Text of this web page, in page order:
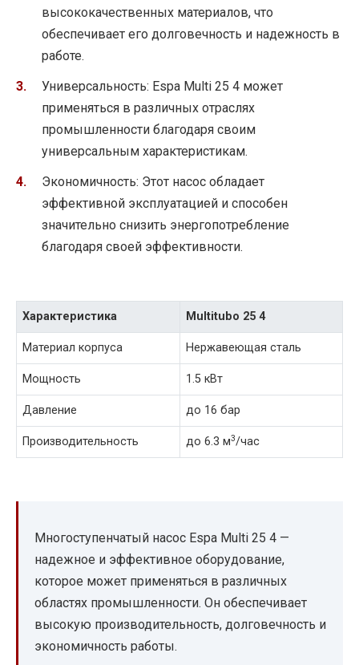
высококачественных материалов, что
обеспечивает его долговечность и надежность в
работе.
Универсальность: Espa Multi 25 4 может
применяться в различных отраслях
промышленности благодаря своим
универсальным характеристикам.
Экономичность: Этот насос обладает
эффективной эксплуатацией и способен
значительно снизить энергопотребление
благодаря своей эффективности.
Характеристика Multitubo 25 4
Материал корпуса Нержавеющая сталь
Мощность 1.5 кВт
Давление до 16 бар
Производительность до 6.3 м3/час
Многоступенчатый насос Espa Multi 25 4 —
надежное и эффективное оборудование,
которое может применяться в различных
областях промышленности. Он обеспечивает
высокую производительность, долговечность и
экономичность работы.